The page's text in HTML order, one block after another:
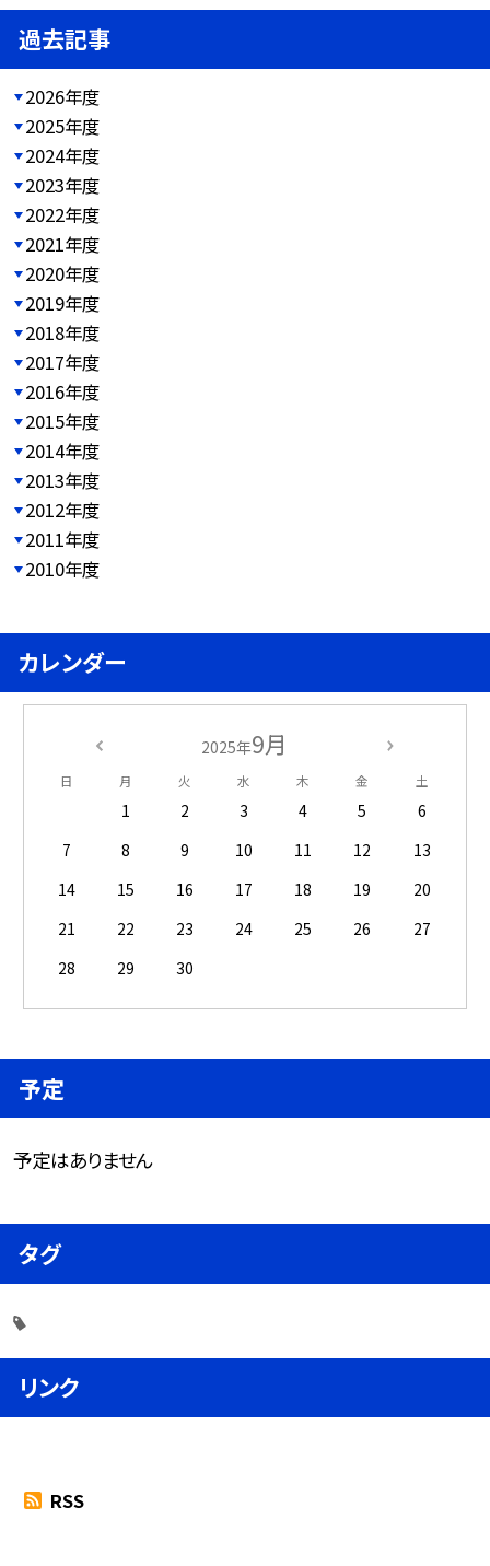
過去記事
2026年度
2025年度
2024年度
2023年度
2022年度
2021年度
2020年度
2019年度
2018年度
2017年度
2016年度
2015年度
2014年度
2013年度
2012年度
2011年度
2010年度
カレンダー
2025年9月
日 月 火 水 木 金 土
1 2 3 4 5
6
7
8 9 10 11 12
13
14
15 16 17 18 19
20
21
22 23 24 25 26
27
28
29 30
予定
予定はありません
タグ
リンク
RSS